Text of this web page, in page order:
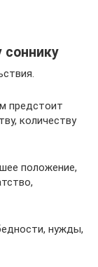
предстоит
количеству
положение,
нужды,